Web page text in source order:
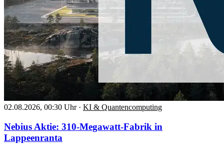
02.08.2026, 00:30 Uhr · KI & Quantencomputing
Nebius Aktie: 310-Megawatt-Fabrik in
Lappeenranta